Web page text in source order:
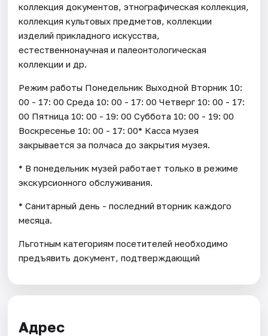
коллекция документов, этнографическая коллекция,
коллекция культовых предметов, коллекции
изделий прикладного искусства,
естественнонаучная и палеонтологическая
коллекции и др.
Режим работы Понедельник Выходной Вторник 10:
00 - 17: 00 Среда 10: 00 - 17: 00 Четверг 10: 00 - 17:
00 Пятница 10: 00 - 19: 00 Суббота 10: 00 - 19: 00
Воскресенье 10: 00 - 17: 00* Касса музея
закрывается за полчаса до закрытия музея.
* В понедельник музей работает только в режиме
экскурсионного обслуживания.
* Санитарный день - последний вторник каждого
месяца.
Льготным категориям посетителей необходимо
предъявить документ, подтверждающий
Адрес